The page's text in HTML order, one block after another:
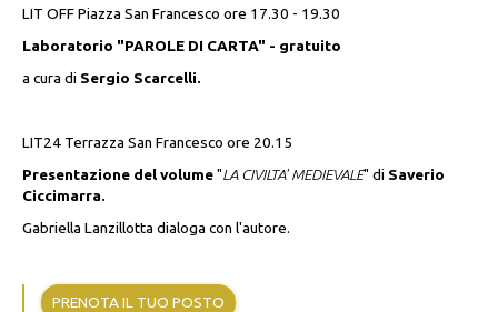
LIT OFF Piazza San Francesco ore 17.30 - 19.30
Laboratorio "PAROLE DI CARTA" - gratuito
a cura di Sergio Scarcelli.
LIT24 Terrazza San Francesco ore 20.15
Presentazione del volume"LA CIVILTA' MEDIEVALE" di Saverio
Ciccimarra.
Gabriella Lanzillotta dialoga con l'autore.
PRENOTA IL TUO POSTO